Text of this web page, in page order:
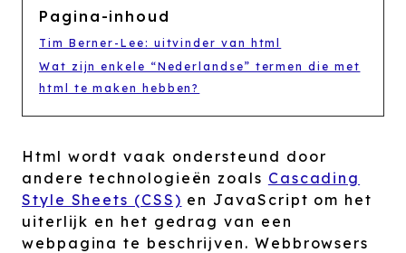
Pagina-inhoud
Tim Berner-Lee: uitvinder van html
Wat zijn enkele “Nederlandse” termen die met
html te maken hebben?
Html wordt vaak ondersteund door
andere technologieën zoals Cascading
Style Sheets (CSS) en JavaScript om het
uiterlijk en het gedrag van een
webpagina te beschrijven. Webbrowsers